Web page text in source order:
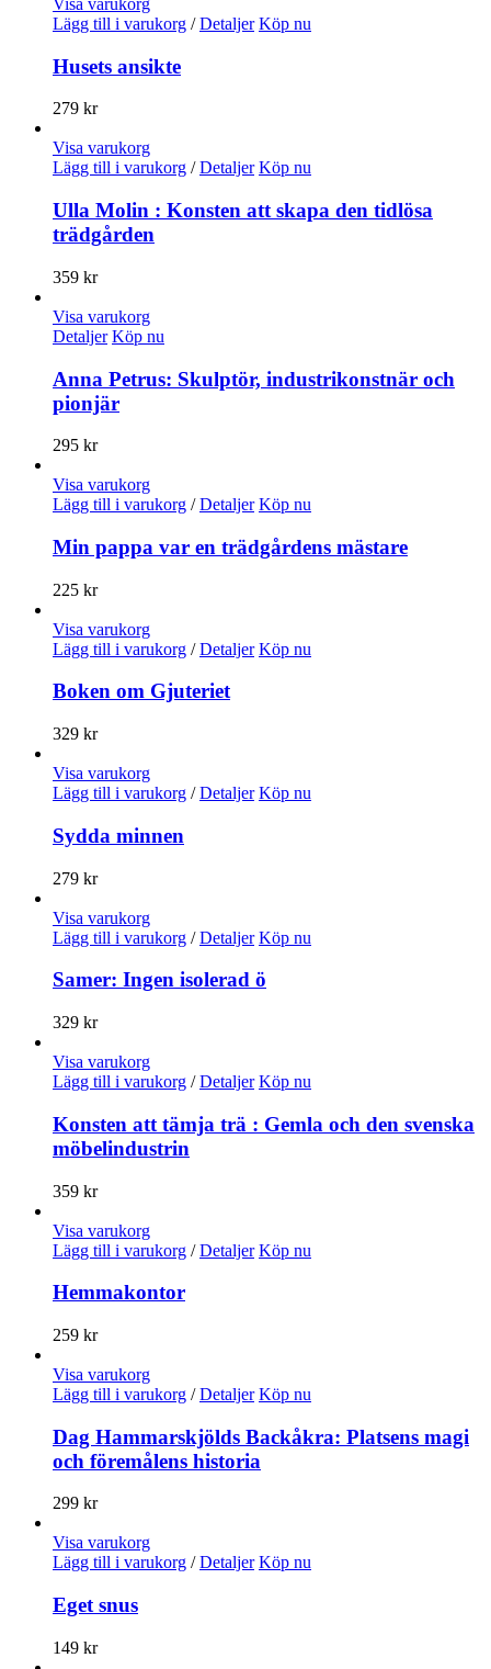
Visa varukorg
Lägg till i varukorg / Detaljer Köp nu
Husets ansikte
279 kr
Visa varukorg
Lägg till i varukorg / Detaljer Köp nu
Ulla Molin : Konsten att skapa den tidlösa
trädgården
359 kr
Visa varukorg
Detaljer Köp nu
Anna Petrus: Skulptör, industrikonstnär och
pionjär
295 kr
Visa varukorg
Lägg till i varukorg / Detaljer Köp nu
Min pappa var en trädgårdens mästare
225 kr
Visa varukorg
Lägg till i varukorg / Detaljer Köp nu
Boken om Gjuteriet
329 kr
Visa varukorg
Lägg till i varukorg / Detaljer Köp nu
Sydda minnen
279 kr
Visa varukorg
Lägg till i varukorg / Detaljer Köp nu
Samer: Ingen isolerad ö
329 kr
Visa varukorg
Lägg till i varukorg / Detaljer Köp nu
Konsten att tämja trä : Gemla och den svenska
möbelindustrin
359 kr
Visa varukorg
Lägg till i varukorg / Detaljer Köp nu
Hemmakontor
259 kr
Visa varukorg
Lägg till i varukorg / Detaljer Köp nu
Dag Hammarskjölds Backåkra: Platsens magi
och föremålens historia
299 kr
Visa varukorg
Lägg till i varukorg / Detaljer Köp nu
Eget snus
149 kr